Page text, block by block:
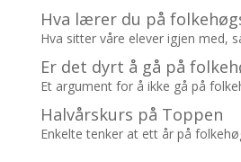
Hva lærer du på
Hva sitter våre elever igjen med,
Er det dyrt å gå på
Et argument for å ikke gå på
Halvårskurs på Toppen
Enkelte tenker at ett år på